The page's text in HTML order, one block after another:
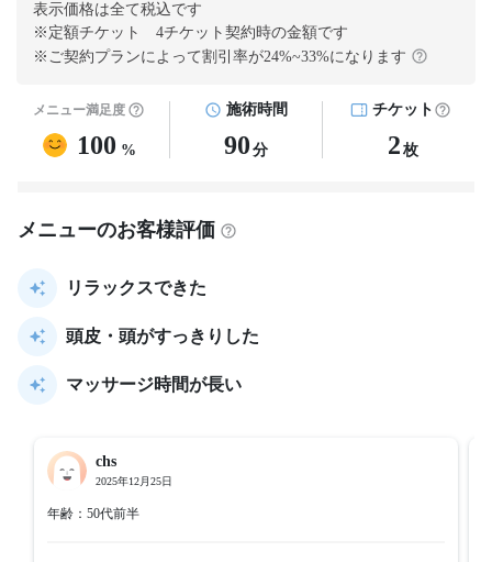
表示価格は全て税込です
※定額チケット 4チケット契約時の金額です
※ご契約プランによって割引率が24%~33%になります
メニュー満足度
100 %
施術時間
90 分
チケット
2 枚
メニューのお客様評価
リラックスできた
頭皮・頭がすっきりした
マッサージ時間が長い
chs
2025年12月25日
年齢：50代前半